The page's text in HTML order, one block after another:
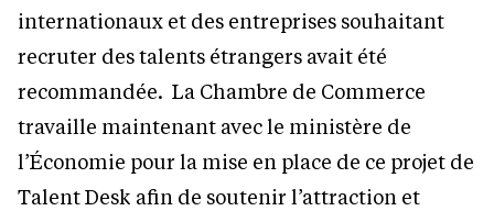
internationaux et des entreprises souhaitant
recruter des talents étrangers avait été
recommandée. La Chambre de Commerce
travaille maintenant avec le ministère de
l’Économie pour la mise en place de ce projet de
Talent Desk afin de soutenir l’attraction et